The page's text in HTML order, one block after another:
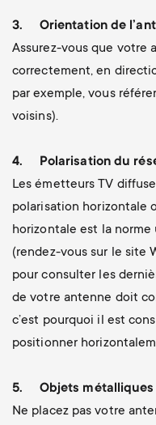
3.
Orientation de
Assurez-vous que votre
correctement, en
par exemple, vous
voisins).
4.
Polarisation du
Les émetteurs TV
polarisation horizontale
horizontale est la
(rendez-vous sur le site
pour consulter les
de votre antenne doit
c’est pourquoi il est
positionner
5.
Objets métalliques
Ne placez pas votre